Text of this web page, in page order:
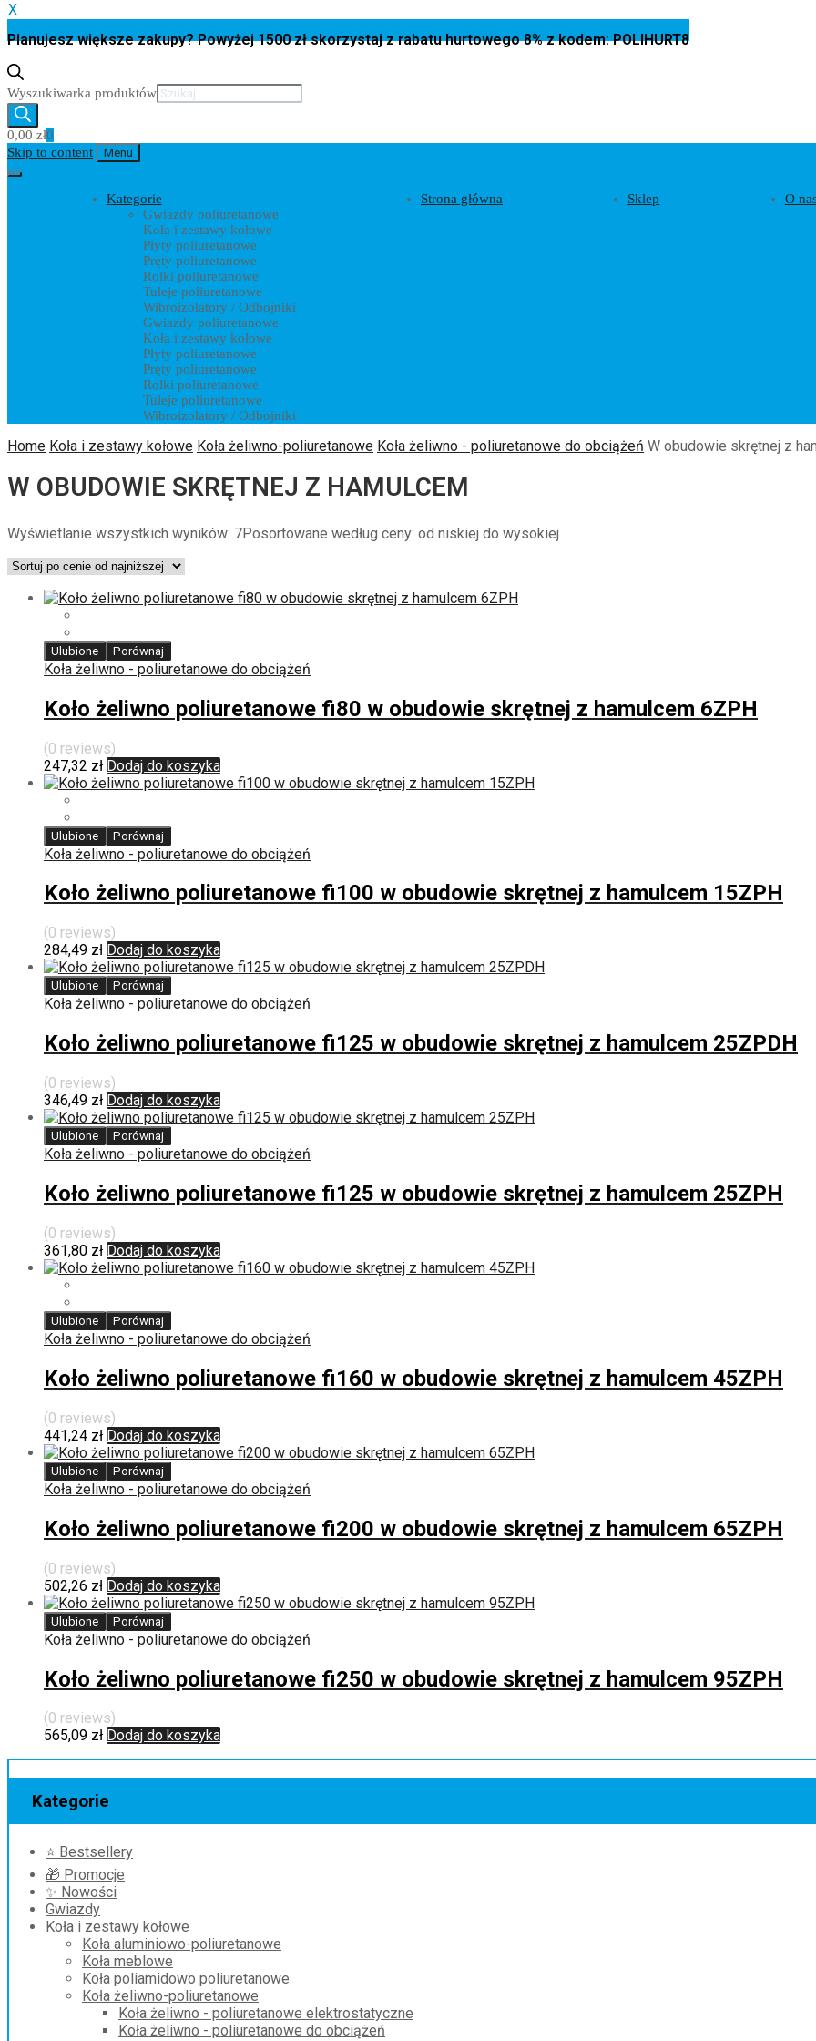
X
Planujesz większe zakupy? Powyżej 1500 zł skorzystaj z rabatu hurtowego 8% z kodem: POLIHURT8
Wyszukiwarka produktów
0,00 zł0
Skip to content
Menu
Kategorie
Gwiazdy poliuretanowe
Koła i zestawy kołowe
Płyty poliuretanowe
Pręty poliuretanowe
Rolki poliuretanowe
Tuleje poliuretanowe
Wibroizolatory / Odbojniki
Gwiazdy poliuretanowe
Koła i zestawy kołowe
Płyty poliuretanowe
Pręty poliuretanowe
Rolki poliuretanowe
Tuleje poliuretanowe
Wibroizolatory / Odbojniki
Strona główna Sklep O
Home Koła i zestawy kołowe Koła żeliwno-poliuretanowe Koła żeliwno - poliuretanowe do obciążeń W obudowie skrętnej z
W OBUDOWIE SKRĘTNEJ Z HAMULCEM
Wyświetlanie wszystkich wyników: 7Posortowane według ceny: od niskiej do wysokiej
Ulubione Porównaj
Koła żeliwno - poliuretanowe do obciążeń
Koło żeliwno poliuretanowe fi80 w obudowie skrętnej z hamulcem 6ZPH
(0 reviews)
247,32 zł Dodaj do koszyka
Ulubione Porównaj
Koła żeliwno - poliuretanowe do obciążeń
Koło żeliwno poliuretanowe fi100 w obudowie skrętnej z hamulcem 15ZPH
(0 reviews)
284,49 zł Dodaj do koszyka
Ulubione Porównaj
Koła żeliwno - poliuretanowe do obciążeń
Koło żeliwno poliuretanowe fi125 w obudowie skrętnej z hamulcem 25ZPDH
(0 reviews)
346,49 zł Dodaj do koszyka
Ulubione Porównaj
Koła żeliwno - poliuretanowe do obciążeń
Koło żeliwno poliuretanowe fi125 w obudowie skrętnej z hamulcem 25ZPH
(0 reviews)
361,80 zł Dodaj do koszyka
Ulubione Porównaj
Koła żeliwno - poliuretanowe do obciążeń
Koło żeliwno poliuretanowe fi160 w obudowie skrętnej z hamulcem 45ZPH
(0 reviews)
441,24 zł Dodaj do koszyka
Ulubione Porównaj
Koła żeliwno - poliuretanowe do obciążeń
Koło żeliwno poliuretanowe fi200 w obudowie skrętnej z hamulcem 65ZPH
(0 reviews)
502,26 zł Dodaj do koszyka
Ulubione Porównaj
Koła żeliwno - poliuretanowe do obciążeń
Koło żeliwno poliuretanowe fi250 w obudowie skrętnej z hamulcem 95ZPH
(0 reviews)
565,09 zł Dodaj do koszyka
Kategorie
⭐ Bestsellery
🎁 Promocje
✨ Nowości
Gwiazdy
Koła i zestawy kołowe
Koła aluminiowo-poliuretanowe
Koła meblowe
Koła poliamidowo poliuretanowe
Koła żeliwno-poliuretanowe
Koła żeliwno - poliuretanowe elektrostatyczne
Koła żeliwno - poliuretanowe do obciążeń